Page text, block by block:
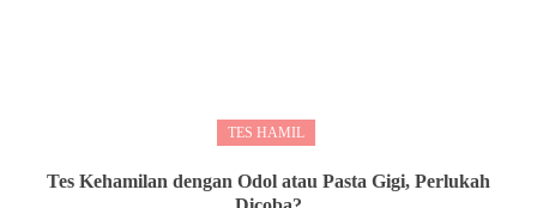
TES HAMIL
Tes Kehamilan dengan Odol atau Pasta Gigi, Perlukah